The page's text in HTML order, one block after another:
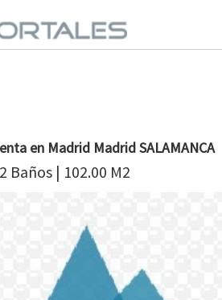
en Madrid Madrid SALAMANCA
Baños | 102.00 M2